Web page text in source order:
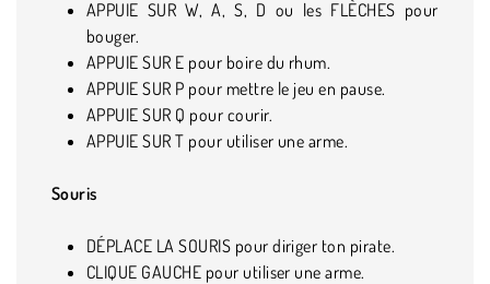
APPUIE SUR W, A, S, D ou les FLÈCHES pour
bouger.
APPUIE SUR E pour boire du rhum.
APPUIE SUR P pour mettre le jeu en pause.
APPUIE SUR Q pour courir.
APPUIE SUR T pour utiliser une arme.
Souris
DÉPLACE LA SOURIS pour diriger ton pirate.
CLIQUE GAUCHE pour utiliser une arme.